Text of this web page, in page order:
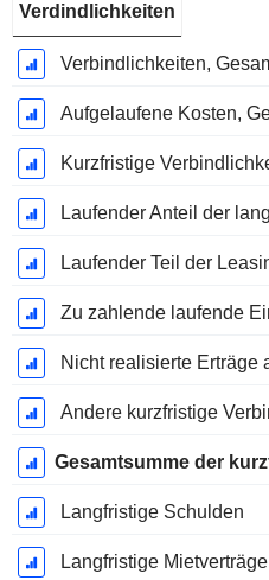
Verdindlichkeiten
Verbindlichkeiten,
Aufgelaufene Kosten,
Kurzfristige
Laufender Anteil der
Laufender Teil der
Zu zahlende laufende
Nicht realisierte Erträge
Andere kurzfristige
Langfristige Schulden
Langfristige Mietverträge